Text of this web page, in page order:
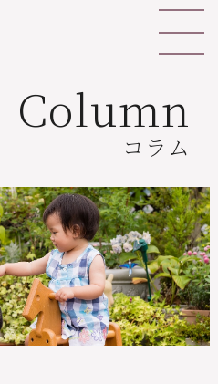
Column
コラム